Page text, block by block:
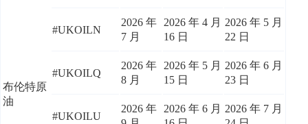
布伦特原
油
#UKOILN
2026 年
7 月
2026 年 4 月
16 日
2026 年 5 月
22 日
#UKOILQ
2026 年
8 月
2026 年 5 月
15 日
2026 年 6 月
23 日
#UKOILU
2026 年
2026 年 6 月 2026 年 7 月